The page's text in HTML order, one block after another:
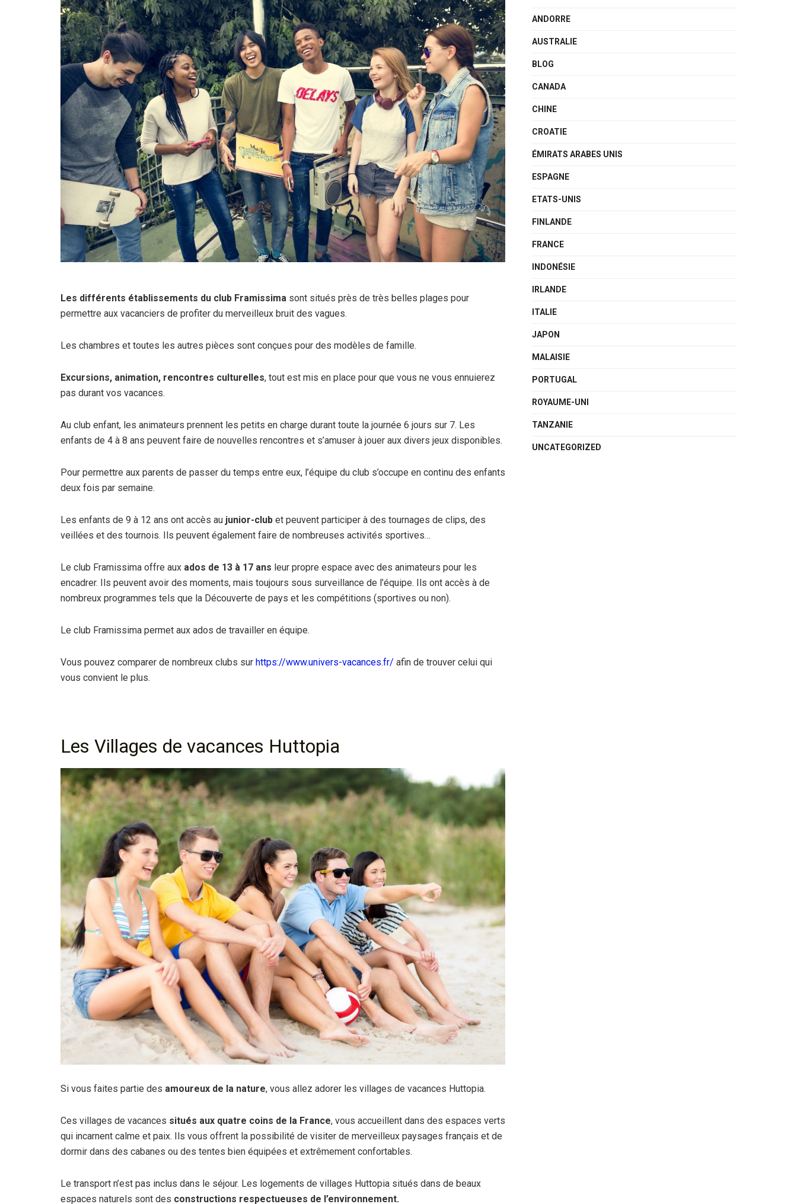
Les différents établissements du club Framissima sont situés près de très belles plages pour
permettre aux vacanciers de profiter du merveilleux bruit des vagues.
Les chambres et toutes les autres pièces sont conçues pour des modèles de famille.
Excursions, animation, rencontres culturelles, tout est mis en place pour que vous ne vous ennuierez
pas durant vos vacances.
Au club enfant, les animateurs prennent les petits en charge durant toute la journée 6 jours sur 7. Les
enfants de 4 à 8 ans peuvent faire de nouvelles rencontres et s’amuser à jouer aux divers jeux disponibles.
Pour permettre aux parents de passer du temps entre eux, l’équipe du club s’occupe en continu des enfants
deux fois par semaine.
Les enfants de 9 à 12 ans ont accès au junior-club et peuvent participer à des tournages de clips, des
veillées et des tournois. Ils peuvent également faire de nombreuses activités sportives…
Le club Framissima offre aux ados de 13 à 17 ans leur propre espace avec des animateurs pour les
encadrer. Ils peuvent avoir des moments, mais toujours sous surveillance de l’équipe. Ils ont accès à de
nombreux programmes tels que la Découverte de pays et les compétitions (sportives ou non).
Le club Framissima permet aux ados de travailler en équipe.
Vous pouvez comparer de nombreux clubs sur https://www.univers-vacances.fr/ afin de trouver celui qui
vous convient le plus.
Les Villages de vacances Huttopia
Si vous faites partie des amoureux de la nature, vous allez adorer les villages de vacances Huttopia.
Ces villages de vacances situés aux quatre coins de la France, vous accueillent dans des espaces verts
qui incarnent calme et paix. Ils vous offrent la possibilité de visiter de merveilleux paysages français et de
dormir dans des cabanes ou des tentes bien équipées et extrêmement confortables.
Le transport n’est pas inclus dans le séjour. Les logements de villages Huttopia situés dans de beaux
espaces naturels sont des constructions respectueuses de l’environnement.
ANDORRE
AUSTRALIE
BLOG
CANADA
CHINE
CROATIE
ÉMIRATS ARABES UNIS
ESPAGNE
ETATS-UNIS
FINLANDE
FRANCE
INDONÉSIE
IRLANDE
ITALIE
JAPON
MALAISIE
PORTUGAL
ROYAUME-UNI
TANZANIE
UNCATEGORIZED